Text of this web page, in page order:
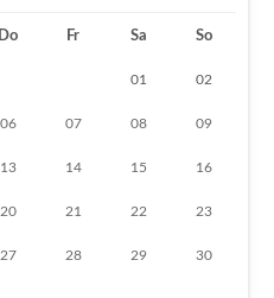
Do Fr Sa So
01 02
06 07 08 09
13 14 15 16
20 21 22 23
27 28 29 30